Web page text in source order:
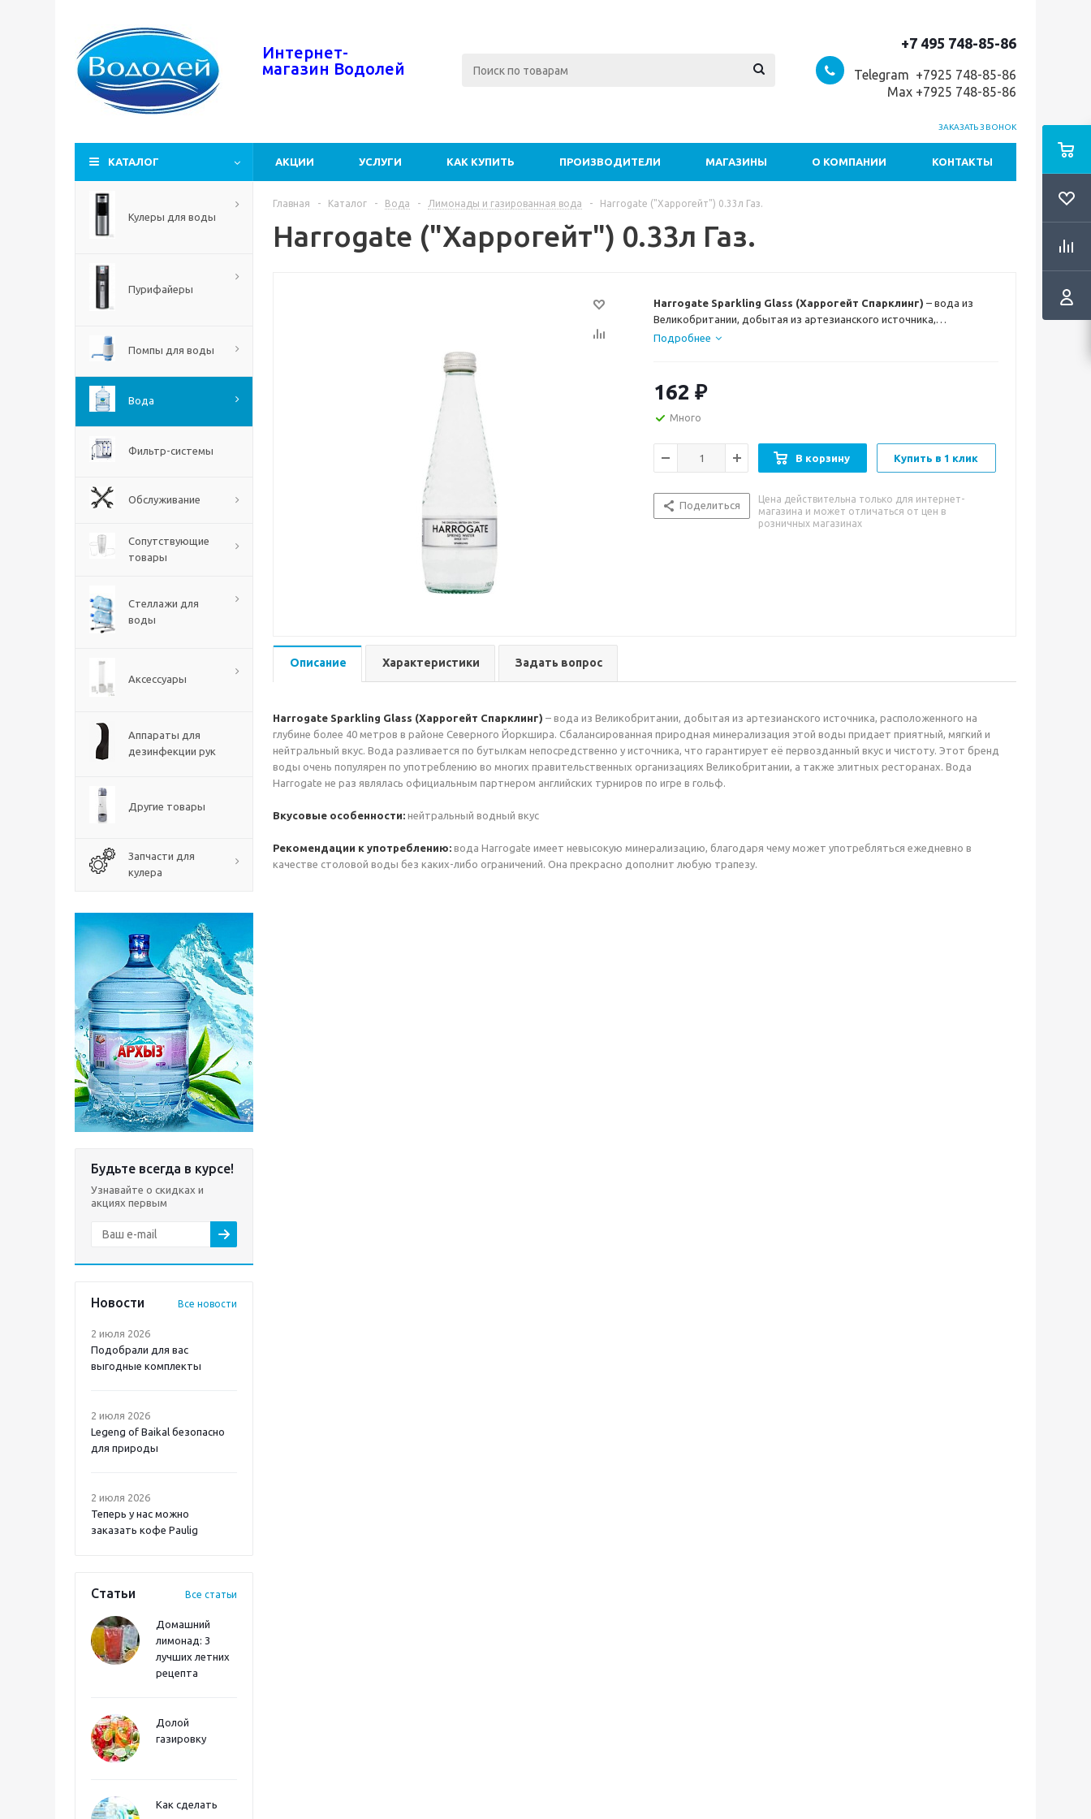
Интернет-
магазин Водолей
+7 495 748-85-86
Telegram +7925 748-85-86
Max +7925 748-85-86
ЗАКАЗАТЬ ЗВОНОК
КАТАЛОГ АКЦИИ УСЛУГИ КАК КУПИТЬ ПРОИЗВОДИТЕЛИ МАГАЗИНЫ О КОМПАНИИ КОНТАКТЫ
Кулеры для воды
Пурифайеры
Помпы для воды
Вода
Фильтр-системы
Обслуживание
Сопутствующие
товары
Стеллажи для
воды
Аксессуары
Аппараты для
дезинфекции рук
Другие товары
Запчасти для
кулера
Будьте всегда в курсе!
Узнавайте о скидках и
акциях первым
Новости Все новости
2 июля 2026
Подобрали для вас
выгодные комплекты
2 июля 2026
Legeng of Baikal безопасно
для природы
2 июля 2026
Теперь у нас можно
заказать кофе Paulig
Статьи Все статьи
Домашний
лимонад: 3
лучших летних
рецепта
Долой
газировку
Как сделать
Главная - Каталог - Вода - Лимонады и газированная вода - Harrogate ("Харрогейт") 0.33л Газ.
Harrogate ("Харрогейт") 0.33л Газ.
Harrogate Sparkling Glass (Харрогейт Спарклинг) – вода из
Великобритании, добытая из артезианского источника,
расположенного на глубине более 40 метров в районе Северного
по бутылкам непосредственно у источника, что гарантирует её
первозданный вкус и чистоту. Этот бренд воды очень популярен по
употреблению во многих правительственных организациях
раз являлась официальным партнером английских турниров по игре
Вкусовые особенности: нейтральный водный вкус
Рекомендации к употреблению:вода Harrogate имеет
Подробнее
162 ₽
Много
В корзину Купить в 1 клик
Поделиться
Цена действительна только для интернет-
магазина и может отличаться от цен в
розничных магазинах
Описание Характеристики Задать вопрос
Harrogate Sparkling Glass (Харрогейт Спарклинг) – вода из Великобритании, добытая из артезианского источника, расположенного на
глубине более 40 метров в районе Северного Йоркшира. Сбалансированная природная минерализация этой воды придает приятный, мягкий и
нейтральный вкус. Вода разливается по бутылкам непосредственно у источника, что гарантирует её первозданный вкус и чистоту. Этот бренд
воды очень популярен по употреблению во многих правительственных организациях Великобритании, а также элитных ресторанах. Вода
Harrogate не раз являлась официальным партнером английских турниров по игре в гольф.
Вкусовые особенности: нейтральный водный вкус
Рекомендации к употреблению: вода Harrogate имеет невысокую минерализацию, благодаря чему может употребляться ежедневно в
качестве столовой воды без каких-либо ограничений. Она прекрасно дополнит любую трапезу.